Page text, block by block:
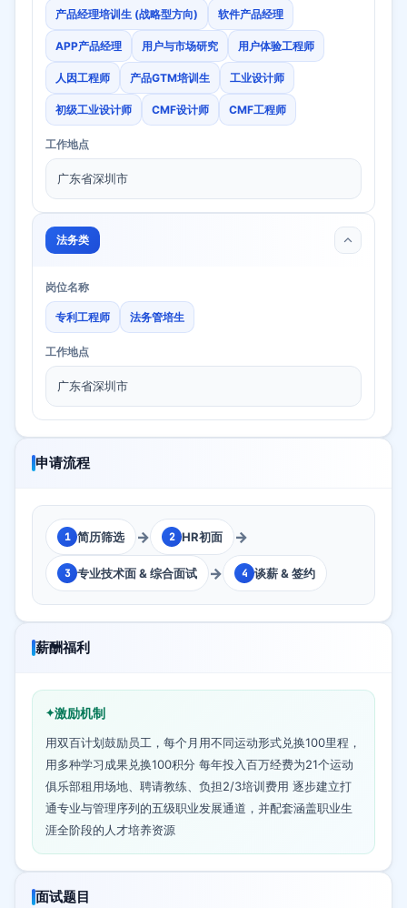
产品经理培训生 (战略型方向) 软件产品经理
APP产品经理 用户与市场研究 用户体验工程师
人因工程师 产品GTM培训生 工业设计师
初级工业设计师 CMF设计师 CMF工程师
工作地点
广东省深圳市
法务类
岗位名称
专利工程师 法务管培生
工作地点
广东省深圳市
申请流程
1 简历筛选 → 2 HR初面 →
3 专业技术面 & 综合面试 → 4 谈薪 & 签约
薪酬福利
激励机制
用双百计划鼓励员工，每个月用不同运动形式兑换100里程，
用多种学习成果兑换100积分 每年投入百万经费为21个运动
俱乐部租用场地、聘请教练、负担2/3培训费用 逐步建立打
通专业与管理序列的五级职业发展通道，并配套涵盖职业生
涯全阶段的人才培养资源
面试题目